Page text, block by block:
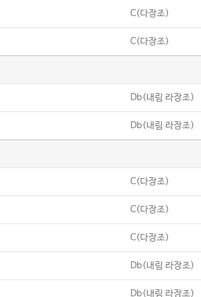
C(다장조)
C(다장조)
Db(내림 라장조)
Db(내림 라장조)
C(다장조)
C(다장조)
C(다장조)
Db(내림 라장조)
Db(내림 라장조)